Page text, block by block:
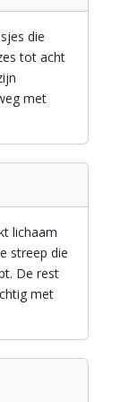
die
tot acht
met
lichaam
streep die
De rest
met